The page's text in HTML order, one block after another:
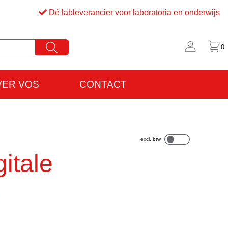
Dé lableverancier voor laboratoria en onderwijs
0
VOS CONTACT